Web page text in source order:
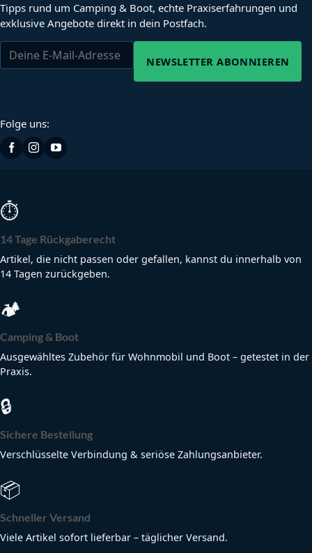
Tipps rund um Camping & Boot, echte Praxiserfahrungen und
exklusive Angebote direkt in dein Postfach.
NEWSLETTER ABONNIEREN
Folge uns:
⏱
14 Tage Rückgaberecht
Artikel, die nicht passen oder gefallen, kannst du innerhalb von
14 Tagen zurückgeben.
🏕
Camping & Boot
Ausgewähltes Zubehör für Wohnmobil und Boot – getestet in der
Praxis.
🔒
Sichere Bestellung
Verschlüsselte Verbindung & seriöse Zahlungsanbieter.
📦
Schneller Versand
Viele Artikel sofort lieferbar – täglicher Versand.